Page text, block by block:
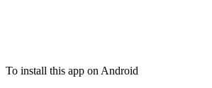
To install this app on Android